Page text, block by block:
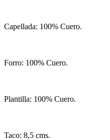
Capellada: 100% Cuero.
Forro: 100% Cuero.
Plantilla: 100% Cuero.
Taco: 8,5 cms.